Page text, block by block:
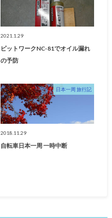
2021.1.29
ピットワークNC-81でオイル漏れ
の予防
日本一周 旅行記
2018.11.29
自転車日本一周 一時中断